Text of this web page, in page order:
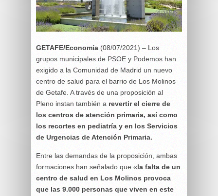
GETAFE/Economía (08/07/2021) – Los
grupos municipales de PSOE y Podemos han
exigido a la Comunidad de Madrid un nuevo
centro de salud para el barrio de Los Molinos
de Getafe. A través de una proposición al
Pleno instan también a revertir el cierre de
los centros de atención primaria, así como
los recortes en pediatría y en los Servicios
de Urgencias de Atención Primaria.
Entre las demandas de la proposición, ambas
formaciones han señalado que «la falta de un
centro de salud en Los Molinos provoca
que las 9.000 personas que viven en este